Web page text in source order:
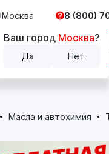
Москва
Ваш город Москва?
Да Нет
8 (800)
Каталог
Масла и автохимия